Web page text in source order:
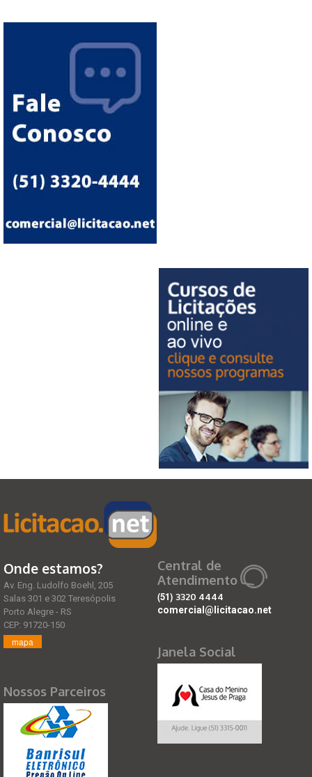
Onde estamos?
Av. Eng. Ludolfo Boehl, 205
Salas 301 e 302 Teresópolis
Porto Alegre - RS
CEP: 91720-150
mapa
Nossos Parceiros
Central de
Atendimento
(51) 3320 4444
comercial@licitacao.net
Janela Social